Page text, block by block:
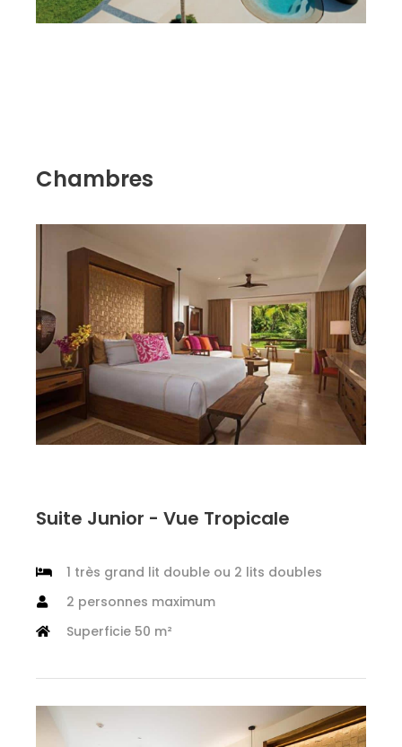
Chambres
Suite Junior - Vue Tropicale
1 très grand lit double ou 2 lits doubles
2 personnes maximum
Superficie 50 m²